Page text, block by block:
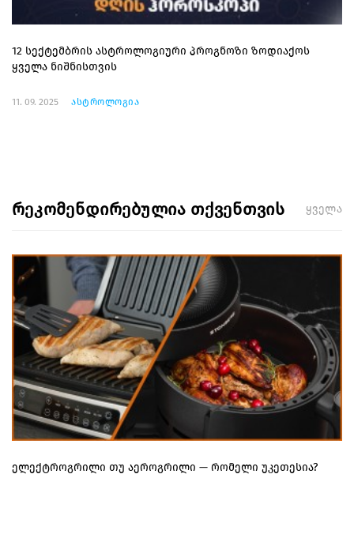
12 სექტემბრის ასტროლოგიური პროგნოზი ზოდიაქოს
ყველა ნიშნისთვის
11. 09. 2025 ასტროლოგია
რეკომენდირებულია თქვენთვის ყველა
ელექტროგრილი თუ აეროგრილი — რომელი უკეთესია?